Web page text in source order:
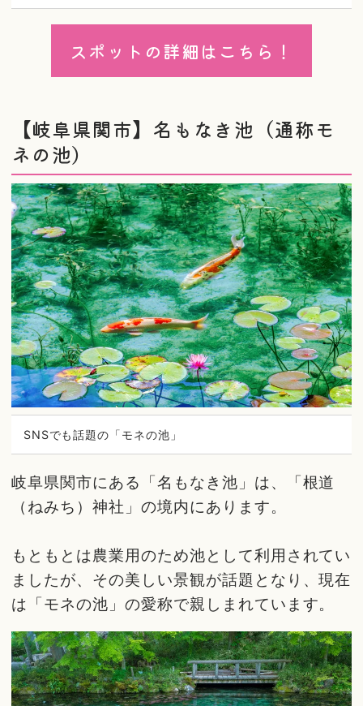
スポットの詳細はこちら！
【岐阜県関市】名もなき池（通称モ
ネの池）
SNSでも話題の「モネの池」
岐阜県関市にある「名もなき池」は、「根道
（ねみち）神社」の境内にあります。
もともとは農業用のため池として利用されてい
ましたが、その美しい景観が話題となり、現在
は「モネの池」の愛称で親しまれています。